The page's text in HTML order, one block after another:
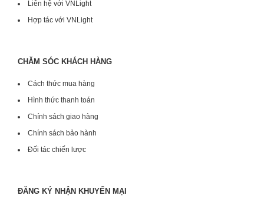
Liên hệ với VNLight
Hợp tác với VNLight
CHĂM SÓC KHÁCH HÀNG
Cách thức mua hàng
Hình thức thanh toán
Chính sách giao hàng
Chính sách bảo hành
Đối tác chiến lược
ĐĂNG KÝ NHẬN KHUYẾN MẠI